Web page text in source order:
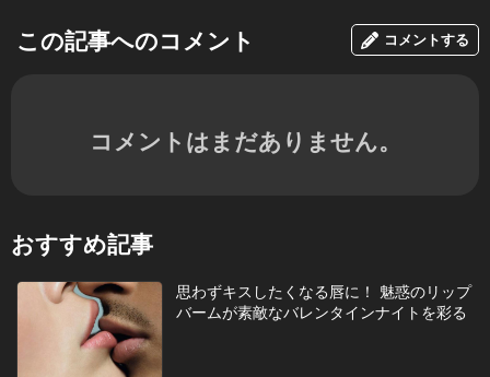
この記事へのコメント コメントする
コメントはまだありません。
おすすめ記事
思わずキスしたくなる唇に！ 魅惑のリップ
バームが素敵なバレンタインナイトを彩る